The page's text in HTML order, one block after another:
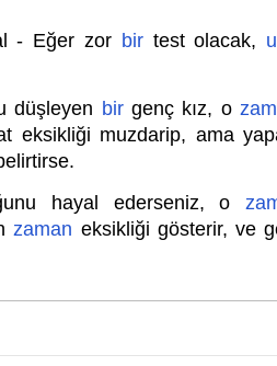
- Eğer zor birtest olacak,
düşleyen birgenç kız, o
eksikliği muzdarip, ama
hayal ederseniz, o
zaman eksikliği gösterir, ve